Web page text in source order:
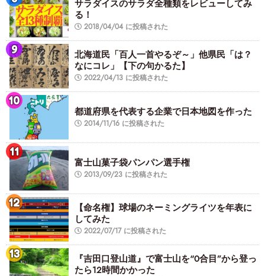
サラダイスのサラダ全種類をレビューしてみ
る！
2018/04/04 に投稿された
北海道民「百人一首やるぞ～」他県民「は？
なにコレ」【下の句かるた】
2022/04/13 に投稿された
都道府県を代表する企業で日本地図を作った
2014/11/16 に投稿された
富士山菓子袋パンパン選手権
2013/09/23 に投稿された
【命名権】球場のネーミングライツを年表に
してみた
2022/07/17 に投稿された
『吉田口登山道』で富士山を“0合目”から登っ
たら12時間かかった